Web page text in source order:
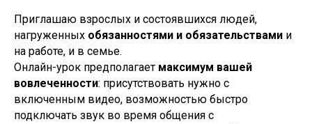
Приглашаю взрослых и состоявшихся людей,
нагруженных обязанностями и обязательствами и
на работе, и в семье.
Онлайн-урок предполагает максимум вашей
вовлеченности: присутствовать нужно с
включенным видео, возможностью быстро
подключать звук во время общения с